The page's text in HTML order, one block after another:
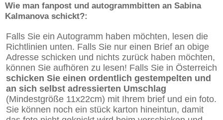
Wie man fanpost und autogrammbitten an Sabina
Kalmanova schickt?:
Falls Sie ein Autogramm haben möchten, lesen die
Richtlinien unten. Falls Sie nur einen Brief an obige
Adresse schicken und nichts zurück haben möchten,
können Sie aufhören zu lesen! Falls Sie in Österreich
schicken Sie einen ordentlich gestempelten und
an sich selbst adressierten Umschlag
(Mindestgröße 11x22cm) mit Ihrem brief und ein foto.
Sie können noch ein stück karton hineintun, damit